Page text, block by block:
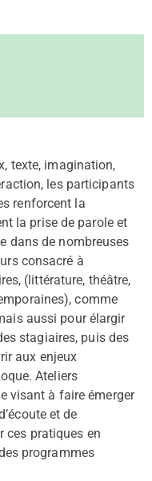
texte, imagination,
les participants
renforcent la
la prise de parole et
dans de nombreuses
consacré à
(littérature, théâtre,
comme
aussi pour élargir
stagiaires, puis des
aux enjeux
Ateliers
visant à faire émerger
et de
ces pratiques en
programmes